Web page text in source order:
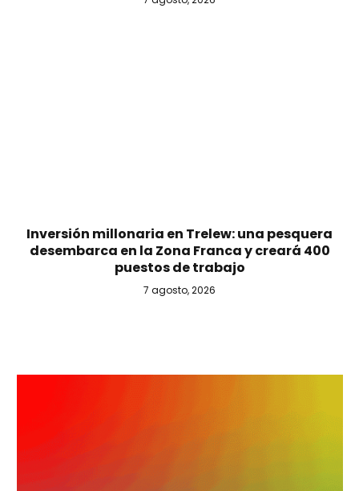
Inversión millonaria en Trelew: una pesquera
desembarca en la Zona Franca y creará 400
puestos de trabajo
7 agosto, 2026